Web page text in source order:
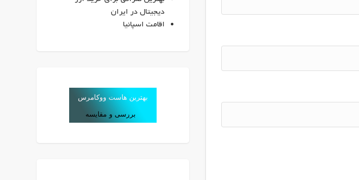
دیجیتال در ایران
اقامت اسپانیا